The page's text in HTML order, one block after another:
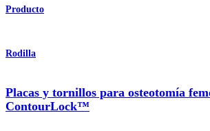
Producto
Rodilla
Placas y tornillos para osteotomía
ContourLock™